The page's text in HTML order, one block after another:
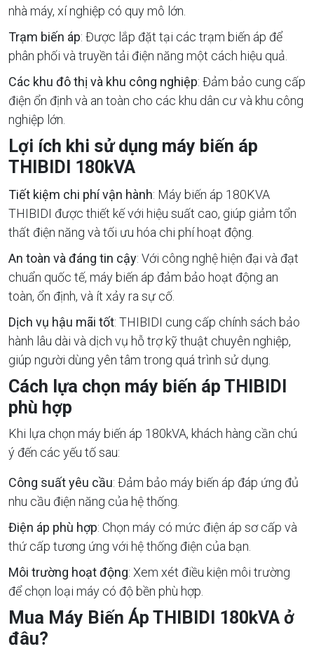
nhà máy, xí nghiệp có quy mô lớn.
Trạm biến áp: Được lắp đặt tại các trạm biến áp để
phân phối và truyền tải điện năng một cách hiệu quả.
Các khu đô thị và khu công nghiệp: Đảm bảo cung cấp
điện ổn định và an toàn cho các khu dân cư và khu công
nghiệp lớn.
Lợi ích khi sử dụng máy biến áp
THIBIDI 180kVA
Tiết kiệm chi phí vận hành: Máy biến áp 180KVA
THIBIDI được thiết kế với hiệu suất cao, giúp giảm tổn
thất điện năng và tối ưu hóa chi phí hoạt động.
An toàn và đáng tin cậy: Với công nghệ hiện đại và đạt
chuẩn quốc tế, máy biến áp đảm bảo hoạt động an
toàn, ổn định, và ít xảy ra sự cố.
Dịch vụ hậu mãi tốt: THIBIDI cung cấp chính sách bảo
hành lâu dài và dịch vụ hỗ trợ kỹ thuật chuyên nghiệp,
giúp người dùng yên tâm trong quá trình sử dụng.
Cách lựa chọn máy biến áp THIBIDI
phù hợp
Khi lựa chọn máy biến áp 180kVA, khách hàng cần chú
ý đến các yếu tố sau:
Công suất yêu cầu: Đảm bảo máy biến áp đáp ứng đủ
nhu cầu điện năng của hệ thống.
Điện áp phù hợp: Chọn máy có mức điện áp sơ cấp và
thứ cấp tương ứng với hệ thống điện của bạn.
Môi trường hoạt động: Xem xét điều kiện môi trường
để chọn loại máy có độ bền phù hợp.
Mua Máy Biến Áp THIBIDI 180kVA ở
đâu?